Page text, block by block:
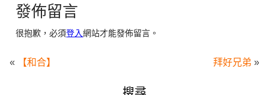
發佈留言
很抱歉，必須登入網站才能發佈留言。
« 【和合】 拜好兄弟 »